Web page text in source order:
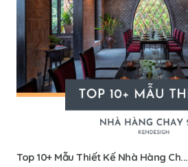
Top 10+ Mẫu Thiết Kế Nhà Hàng Ch...